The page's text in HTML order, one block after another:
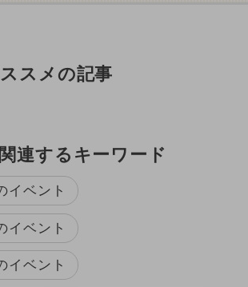
スメの記事
連するキーワード
イベント
イベント
イベント